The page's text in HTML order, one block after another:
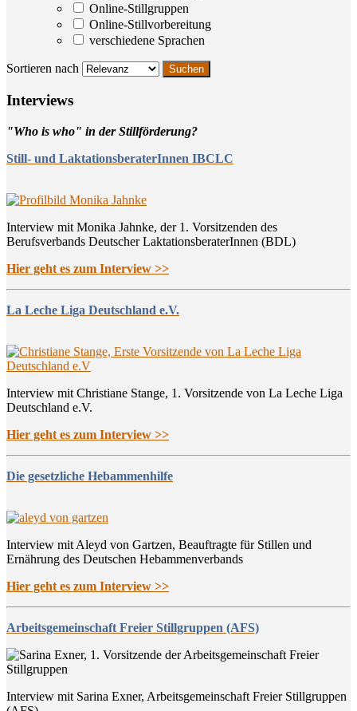
Online-Stillgruppen
Online-Stillvorbereitung
verschiedene Sprachen
Sortieren nach
Inter­views
"Who is who" in der Stillförderung?
Still- und LaktationsberaterInnen IBCLC
Interview mit Monika Jahnke, der 1. Vorsitzenden des
Berufsverbands Deutscher LaktationsberaterInnen (BDL)
Hier geht es zum Interview >>
La Leche Liga Deutschland e.V.
Interview mit Christiane Stange, 1. Vorsitzende von La Leche Liga
Deutschland e.V.
Hier geht es zum Interview >>
Die gesetzliche Hebammenhilfe
Interview mit Aleyd von Gartzen, Beauftragte für Stillen und
Ernährung des Deutschen Hebammenverbands
Hier geht es zum Interview >>
Arbeitsgemeinschaft Freier Stillgruppen (AFS)
Interview mit Sarina Exner, Arbeitsgemeinschaft Freier Stillgruppen